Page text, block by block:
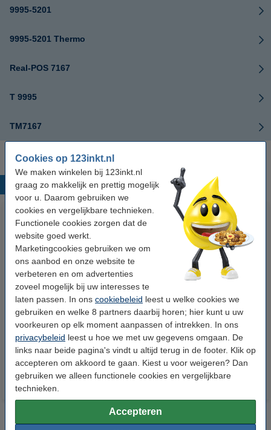
Cookies op 123inkt.nl
We maken winkelen bij 123inkt.nl
graag zo makkelijk en prettig mogelijk
voor u. Daarom gebruiken we
cookies en vergelijkbare technieken.
Functionele cookies zorgen dat de
website goed werkt.
Marketingcookies gebruiken we om
ons aanbod en onze website te
verbeteren en om advertenties
zoveel mogelijk bij uw interesses te
laten passen. In ons cookiebeleid leest u welke cookies we
gebruiken en welke 8 partners daarbij horen; hier kunt u uw
voorkeuren op elk moment aanpassen of intrekken. In ons
privacybeleid leest u hoe we met uw gegevens omgaan. De
links naar beide pagina's vindt u altijd terug in de footer. Klik op
accepteren om akkoord te gaan. Kiest u voor weigeren? Dan
gebruiken we alleen functionele cookies en vergelijkbare
technieken.
Accepteren
9995-5201
9995-5201 Thermo
Real-POS 7167
T 9995
TM7167
Populaire producten
123inkt kopieerpapier 1 pak van
500 vel A4 - 80 grams FSC® Mix
Credit
€ 7,25 Incl. 21% btw
123inkt kopieerpapier 1 doos
van 2.500 vel A4 - 80 grams
FSC® Mix Credit
€ 33,50 Incl. 21% btw